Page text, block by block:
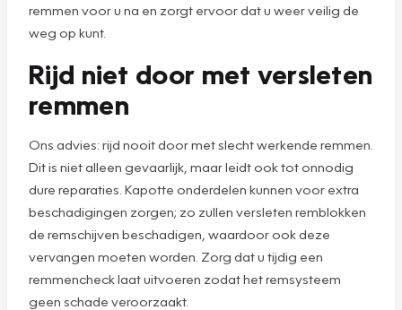
remmen voor u na en zorgt ervoor dat u weer veilig de
weg op kunt.
Rijd niet door met versleten
remmen
Ons advies: rijd nooit door met slecht werkende remmen.
Dit is niet alleen gevaarlijk, maar leidt ook tot onnodig
dure reparaties. Kapotte onderdelen kunnen voor extra
beschadigingen zorgen; zo zullen versleten remblokken
de remschijven beschadigen, waardoor ook deze
vervangen moeten worden. Zorg dat u tijdig een
remmencheck laat uitvoeren zodat het remsysteem
geen schade veroorzaakt.